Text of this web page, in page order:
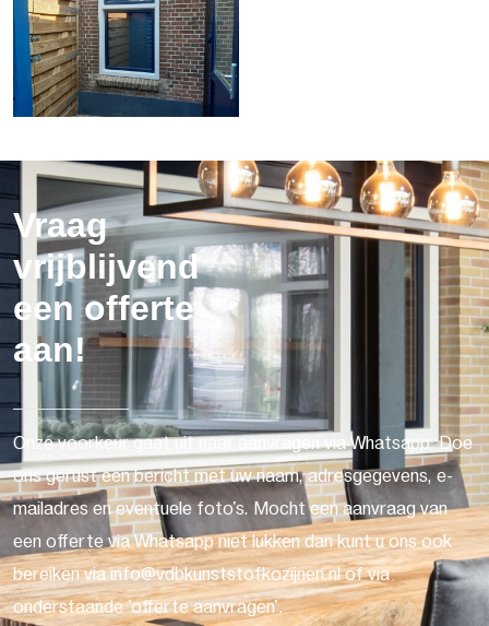
Vraag
vrijblijvend
een offerte
aan!
Onze voorkeur gaat uit naar aanvragen via Whatsapp. Doe
ons gerust een bericht met uw naam, adresgegevens, e-
mailadres en eventuele foto's. Mocht een aanvraag van
een offerte via Whatsapp niet lukken dan kunt u ons ook
bereiken via info@vdbkunststofkozijnen.nl of via
onderstaande 'offerte aanvragen'.